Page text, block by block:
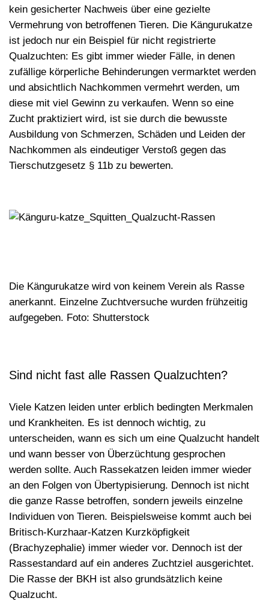
kein gesicherter Nachweis über eine gezielte
Vermehrung von betroffenen Tieren. Die Kängurukatze
ist jedoch nur ein Beispiel für nicht registrierte
Qualzuchten: Es gibt immer wieder Fälle, in denen
zufällige körperliche Behinderungen vermarktet werden
und absichtlich Nachkommen vermehrt werden, um
diese mit viel Gewinn zu verkaufen. Wenn so eine
Zucht praktiziert wird, ist sie durch die bewusste
Ausbildung von Schmerzen, Schäden und Leiden der
Nachkommen als eindeutiger Verstoß gegen das
Tierschutzgesetz § 11b zu bewerten.
Die Kängurukatze wird von keinem Verein als Rasse
anerkannt. Einzelne Zuchtversuche wurden frühzeitig
aufgegeben. Foto: Shutterstock
Sind nicht fast alle Rassen Qualzuchten?
Viele Katzen leiden unter erblich bedingten Merkmalen
und Krankheiten. Es ist dennoch wichtig, zu
unterscheiden, wann es sich um eine Qualzucht handelt
und wann besser von Überzüchtung gesprochen
werden sollte. Auch Rassekatzen leiden immer wieder
an den Folgen von Übertypisierung. Dennoch ist nicht
die ganze Rasse betroffen, sondern jeweils einzelne
Individuen von Tieren. Beispielsweise kommt auch bei
Britisch-Kurzhaar-Katzen Kurzköpfigkeit
(Brachyzephalie) immer wieder vor. Dennoch ist der
Rassestandard auf ein anderes Zuchtziel ausgerichtet.
Die Rasse der BKH ist also grundsätzlich keine
Qualzucht.